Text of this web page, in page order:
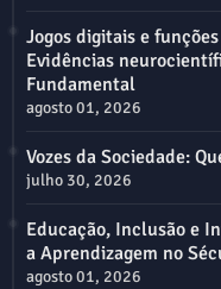
Jogos digitais e
Evidências
Fundamental
agosto 01, 2026
Vozes da Sociedade:
julho 30, 2026
Educação, Inclusão e
a Aprendizagem no
agosto 01, 2026